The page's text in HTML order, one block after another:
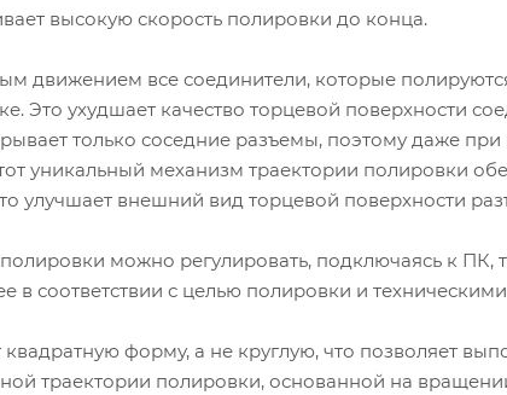
высокую скорость полировки до конца.
движением все соединители, которые
Это ухудшает качество торцевой поверхности
только соседние разъемы, поэтому даже
уникальный механизм траектории полировки
улучшает внешний вид торцевой поверхности
можно регулировать, подключаясь к ПК,
соответствии с целью полировки и
форму, а не круглую, что позволяет
траектории полировки, основанной на